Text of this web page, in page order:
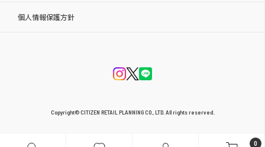
0
個人情報保護方針
Copyright© CITIZEN RETAIL PLANNING CO., LTD. All rights reserved.